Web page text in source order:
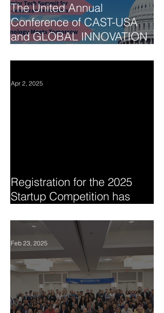
The United Annual
Conference of CAST-USA
and GLOBAL INNOVATION
Registration for the 2025
Startup Competition has
Apr 2, 2025
Feb 23, 2025